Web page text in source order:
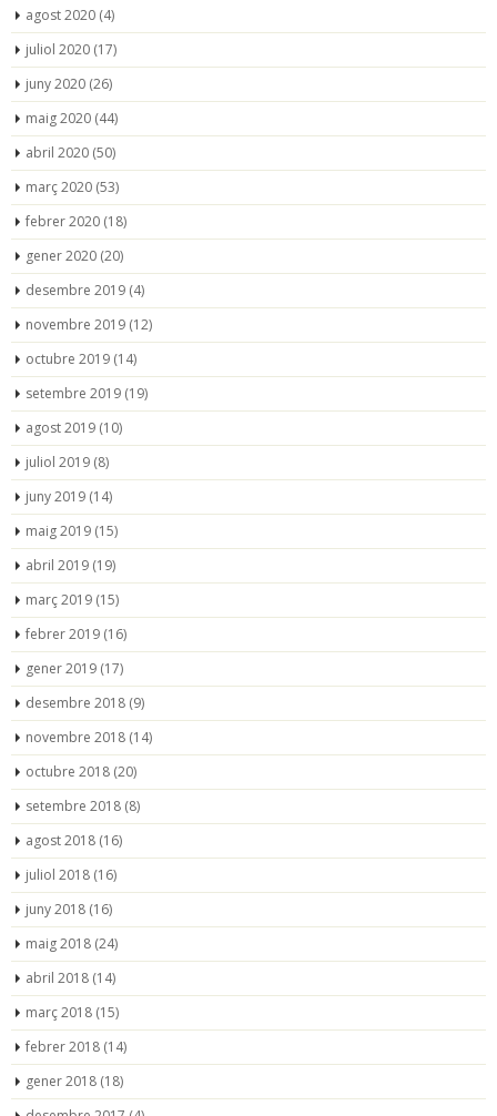
agost 2020 (4)
juliol 2020 (17)
juny 2020 (26)
maig 2020 (44)
abril 2020 (50)
març 2020 (53)
febrer 2020 (18)
gener 2020 (20)
desembre 2019 (4)
novembre 2019 (12)
octubre 2019 (14)
setembre 2019 (19)
agost 2019 (10)
juliol 2019 (8)
juny 2019 (14)
maig 2019 (15)
abril 2019 (19)
març 2019 (15)
febrer 2019 (16)
gener 2019 (17)
desembre 2018 (9)
novembre 2018 (14)
octubre 2018 (20)
setembre 2018 (8)
agost 2018 (16)
juliol 2018 (16)
juny 2018 (16)
maig 2018 (24)
abril 2018 (14)
març 2018 (15)
febrer 2018 (14)
gener 2018 (18)